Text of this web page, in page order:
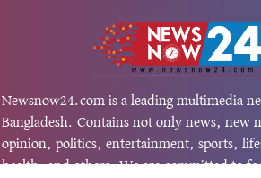
Newsnow24.com is a leading multimedia
Bangladesh. Contains not only news, new
opinion, politics, entertainment, sports,
health, and others. We are committed to